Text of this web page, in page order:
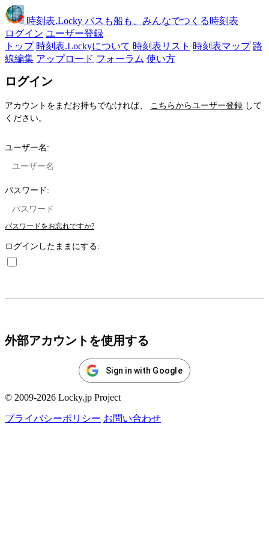
時刻表.Locky バスも船も、みんなでつくる時刻表
ログイン ユーザー登録
トップ 時刻表.Lockyについて 時刻表リスト 時刻表マップ 路
線編集 アップロード フォーラム 使い方
ログイン
アカウントをまだお持ちでなければ、 こちらからユーザー登録 して
ください。
ユーザー名:
パスワード:
パスワードをお忘れですか?
ログインしたままにする:
外部アカウントを使用する
Sign in with Google
© 2009-2026 Locky.jp Project
プライバシーポリシー お問い合わせ